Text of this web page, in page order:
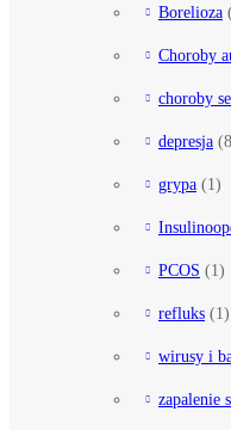
Borelioza
Choroby
choroby
depresja
grypa (1)
PCOS (1)
refluks (1)
wirusy i
zapalenie